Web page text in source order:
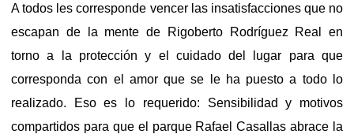
A todos les corresponde vencer las insatisfacciones que no
escapan de la mente de Rigoberto Rodríguez Real en
torno a la protección y el cuidado del lugar para que
corresponda con el amor que se le ha puesto a todo lo
realizado. Eso es lo requerido: Sensibilidad y motivos
compartidos para que el parque Rafael Casallas abrace la